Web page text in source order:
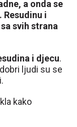
a onda se
i
svih strana
i djecu.
ljudi su se
kako